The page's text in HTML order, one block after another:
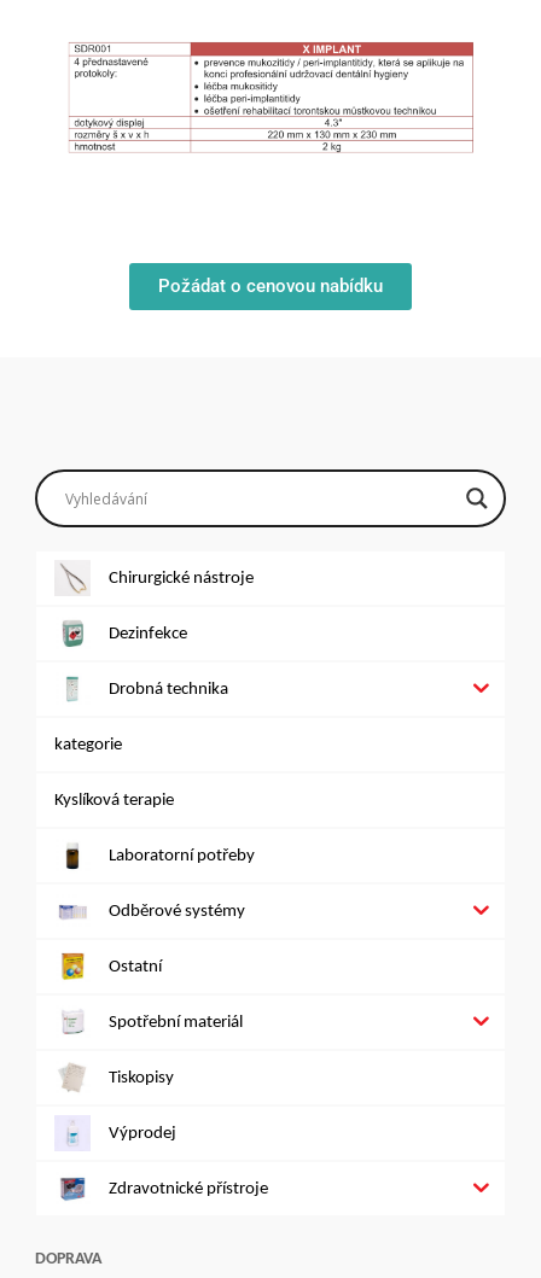
Požádat o cenovou nabídku
Chirurgické nástroje
Dezinfekce
Drobná technika
kategorie
Kyslíková terapie
Laboratorní potřeby
Odběrové systémy
Ostatní
Spotřební materiál
Tiskopisy
Výprodej
Zdravotnické přístroje
DOPRAVA